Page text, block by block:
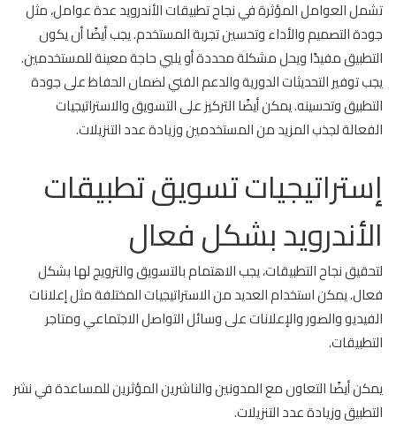
تشمل العوامل المؤثرة في نجاح تطبيقات الأندرويد عدة عوامل، مثل
جودة التصميم والأداء وتحسين تجربة المستخدم. يجب أيضًا أن يكون
التطبيق مفيدًا ويحل مشكلة محددة أو يلبي حاجة معينة للمستخدمين.
يجب توفير التحديثات الدورية والدعم الفني لضمان الحفاظ على جودة
التطبيق وتحسينه. يمكن أيضًا التركيز على التسويق والاستراتيجيات
الفعالة لجذب المزيد من المستخدمين وزيادة عدد التنزيلات.
إستراتيجيات تسويق تطبيقات
الأندرويد بشكل فعال
لتحقيق نجاح التطبيقات، يجب الاهتمام بالتسويق والترويج لها بشكل
فعال. يمكن استخدام العديد من الاستراتيجيات المختلفة مثل إعلانات
الفيديو والصور والإعلانات على وسائل التواصل الاجتماعي ومتاجر
التطبيقات.
يمكن أيضًا التعاون مع المدونين والناشرين المؤثرين للمساعدة في نشر
التطبيق وزيادة عدد التنزيلات.